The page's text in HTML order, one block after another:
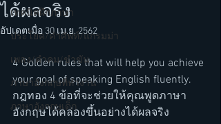
เทคนิคฝึกภาษา
ประโยค/คำศัพท์/แกรมม่า
เพลง/คำคม/ขำขัน
ภาษาอังกฤษที่ทำงาน
ภาษาอังกฤษเด็ก
ได้ผลจริง
อัปเดตเมื่อ30 เม.ย. 2562
4 Golden rules that will help you achieve
your goal of speaking English fluently.
กฎทอง 4 ข้อที่จะช่วยให้คุณพูดภาษา
อังกฤษได้คล่องขึ้นอย่างได้ผลจริง